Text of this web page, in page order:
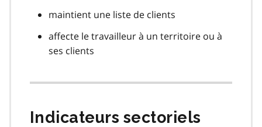
maintient une liste de clients
affecte le travailleur à un territoire ou à
ses clients
Indicateurs sectoriels